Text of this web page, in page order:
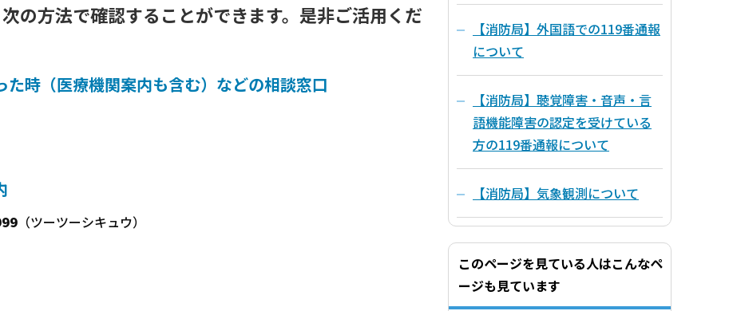
の方法で確認することができます。是非ご活用くだ
時（医療機関案内も含む）などの相談窓口
（ツーツーシキュウ）
【消防局】外国語での119番通報
について
【消防局】聴覚障害・音声・言
語機能障害の認定を受けている
方の119番通報について
【消防局】気象観測について
このページを見ている人はこんなペ
ージも見ています